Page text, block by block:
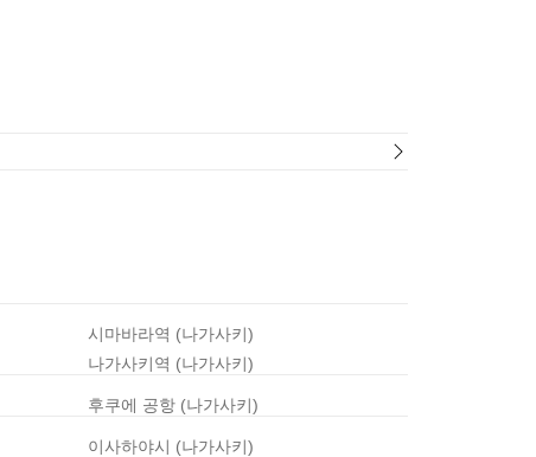
시마바라역 (나가사키)
나가사키역 (나가사키)
후쿠에 공항 (나가사키)
이사하야시 (나가사키)